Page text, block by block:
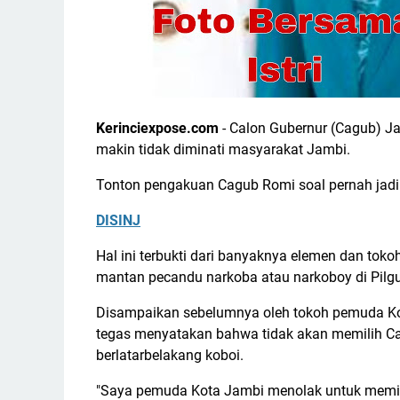
Kerinciexpose.com - Calon Gubernur (Cagub)
makin tidak diminati masyarakat Jambi.
Tonton pengakuan Cagub Romi soal pernah
DISINJ
Hal ini terbukti dari banyaknya elemen dan
mantan pecandu narkoba atau narkoboy di
Disampaikan sebelumnya oleh tokoh pemuda
tegas menyatakan bahwa tidak akan memilih
berlatarbelakang koboi.
"Saya pemuda Kota Jambi menolak untuk